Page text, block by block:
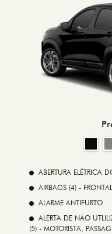
ABERTURA ELÉTRICA
AIRBAGS (4) -
ALARME ANTIFURTO
ALERTA DE NÃO
(5) - MOTORISTA,